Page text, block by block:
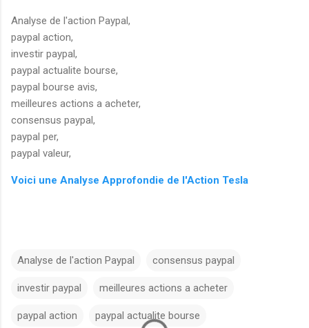
Analyse de l'action Paypal,
paypal action,
investir paypal,
paypal actualite bourse,
paypal bourse avis,
meilleures actions a acheter,
consensus paypal,
paypal per,
paypal valeur,
Voici une Analyse Approfondie de l'Action Tesla
Analyse de l'action Paypal consensus paypal
investir paypal meilleures actions a acheter
paypal action paypal actualite bourse